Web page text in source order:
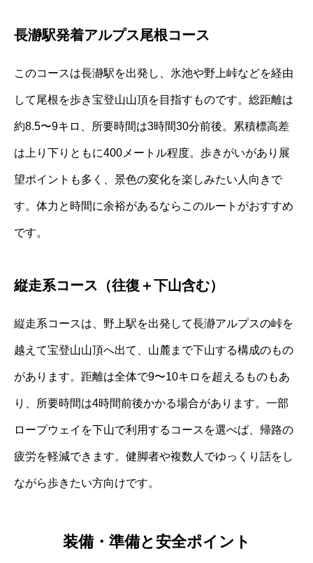
長瀞駅発着アルプス尾根コース
このコースは長瀞駅を出発し、氷池や野上峠などを経由
して尾根を歩き宝登山山頂を目指すものです。総距離は
約8.5〜9キロ、所要時間は3時間30分前後。累積標高差
は上り下りともに400メートル程度。歩きがいがあり展
望ポイントも多く、景色の変化を楽しみたい人向きで
す。体力と時間に余裕があるならこのルートがおすすめ
です。
縦走系コース（往復＋下山含む）
縦走系コースは、野上駅を出発して長瀞アルプスの峠を
越えて宝登山山頂へ出て、山麓まで下山する構成のもの
があります。距離は全体で9〜10キロを超えるものもあ
り、所要時間は4時間前後かかる場合があります。一部
ロープウェイを下山で利用するコースを選べば、帰路の
疲労を軽減できます。健脚者や複数人でゆっくり話をし
ながら歩きたい方向けです。
装備・準備と安全ポイント